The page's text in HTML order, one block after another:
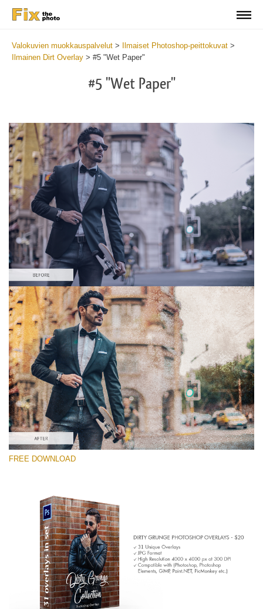
Valokuvien muokkauspalvelut > Ilmaiset Photoshop-peittokuvat >
Ilmainen Dirt Overlay > #5 "Wet Paper"
#5 "Wet Paper"
Please select
Free Photoshop Overlay #5
Small 800*533px
Dirty Grunge
(31 Overlays)
Large 6000*4000px
Large 6000*4000px
Entire Collection
(1783 Overlays)
Large 6000*4000px
Free download
FREE DOWNLOAD